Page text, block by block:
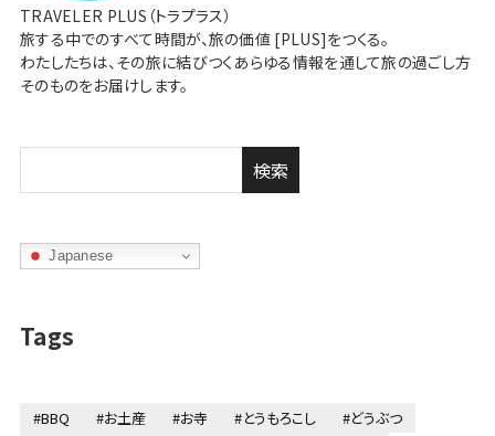
TRAVELER PLUS（トラプラス）
旅する中でのすべて時間が、旅の価値 [PLUS]をつくる。
わたしたちは、その旅に結びつくあらゆる情報を通して旅の過ごし方
そのものをお届けします。
検索
Japanese
Tags
#BBQ #お土産 #お寺 #とうもろこし
#どうぶつ